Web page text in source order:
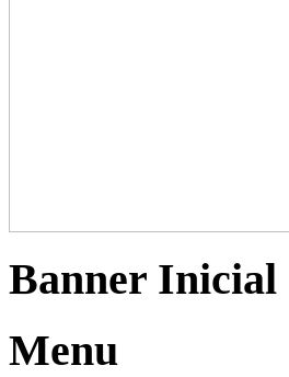
Banner Inicial
Menu